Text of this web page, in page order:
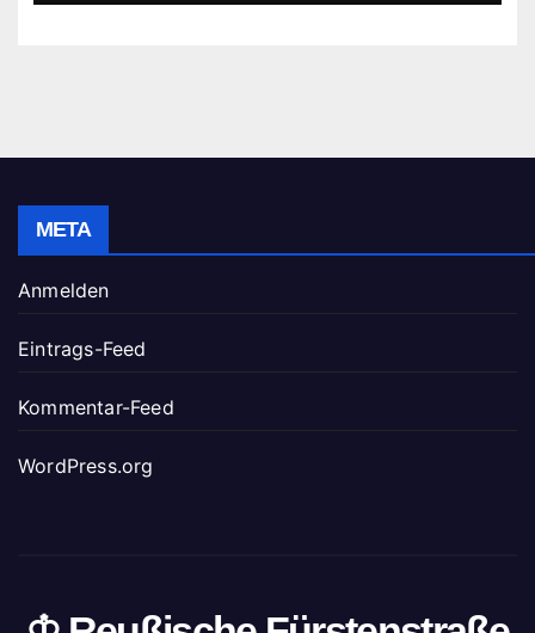
META
Anmelden
Eintrags-Feed
Kommentar-Feed
WordPress.org